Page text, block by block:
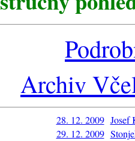
Archiv
28. 12. 2009 Josef
29. 12. 2009